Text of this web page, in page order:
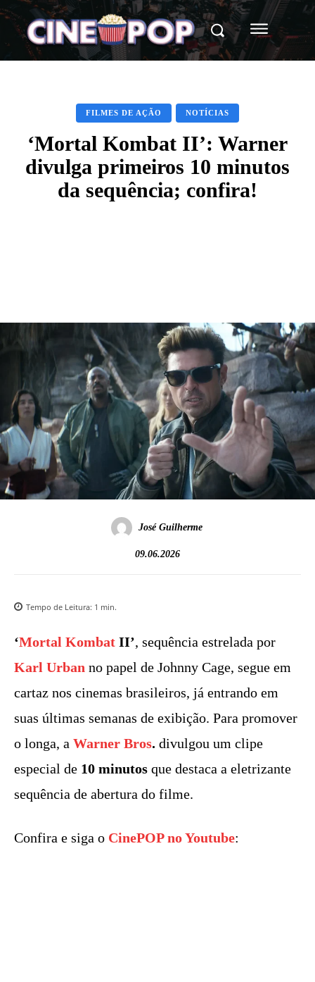
FILMES DE AÇÃO NOTÍCIAS
‘Mortal Kombat II’: Warner
divulga primeiros 10 minutos
da sequência; confira!
José Guilherme
09.06.2026
Tempo de Leitura: 1 min.
‘Mortal Kombat II’, sequência estrelada por
Karl Urban no papel de Johnny Cage, segue em
cartaz nos cinemas brasileiros, já entrando em
suas últimas semanas de exibição. Para promover
o longa, a Warner Bros. divulgou um clipe
especial de 10 minutos que destaca a eletrizante
sequência de abertura do filme.
Confira e siga o CinePOP no Youtube: